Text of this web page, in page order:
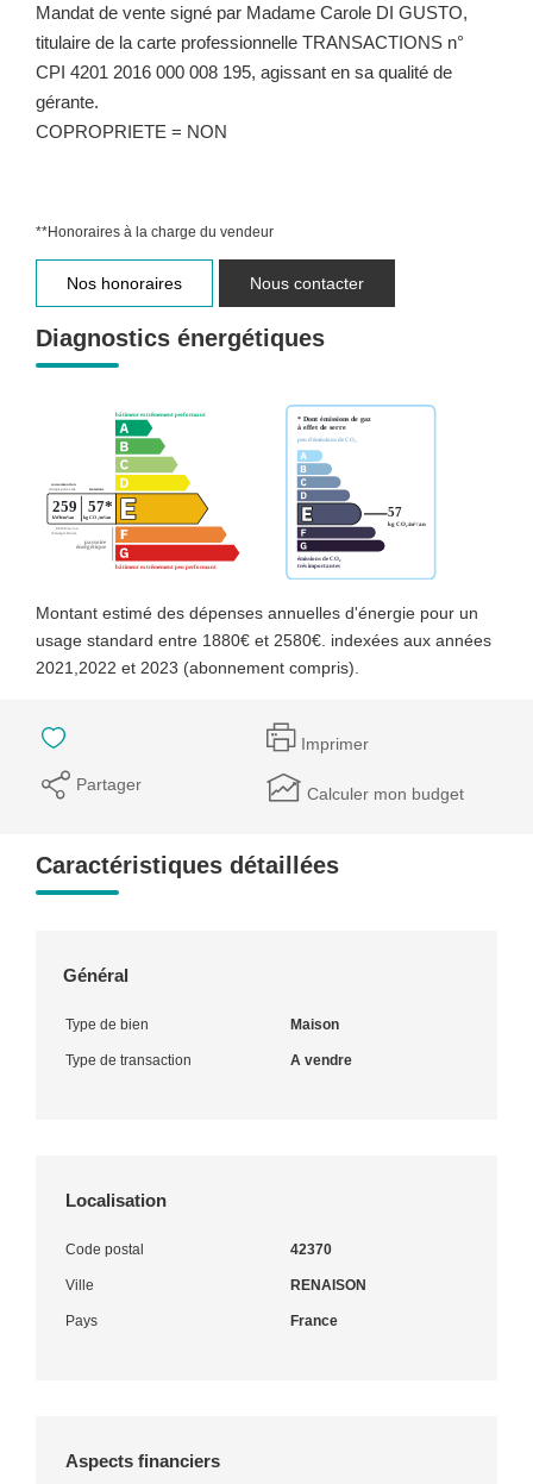
Mandat de vente signé par Madame Carole DI GUSTO,
titulaire de la carte professionnelle TRANSACTIONS n°
CPI 4201 2016 000 008 195, agissant en sa qualité de
gérante.
COPROPRIETE = NON
**Honoraires à la charge du vendeur
Nos honoraires Nous contacter
Diagnostics énergétiques
Montant estimé des dépenses annuelles d'énergie pour un
usage standard entre 1880€ et 2580€. indexées aux années
2021,2022 et 2023 (abonnement compris).
Imprimer
Partager Calculer mon budget
Caractéristiques détaillées
Général
Type de bien Maison
Type de transaction A vendre
Localisation
Code postal 42370
Ville RENAISON
Pays France
Aspects financiers